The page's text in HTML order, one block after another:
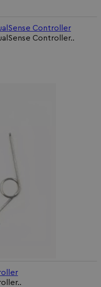
Controller
Controller..